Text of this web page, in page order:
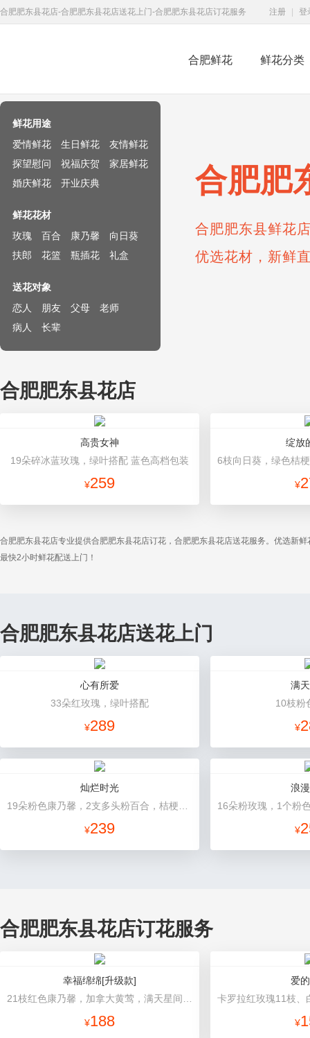
合肥肥东县花店-合肥肥东县花店送花上门-合肥肥东县花店订花服务 注册 登
合肥鲜花 鲜花分类
合肥肥
合肥肥东县鲜花
优选花材，新鲜
鲜花用途
爱情鲜花
生日鲜花
友情鲜花
探望慰问
祝福庆贺
家居鲜花
婚庆鲜花
开业庆典
鲜花花材
玫瑰
百合 康乃馨
向日葵
扶郎
花篮 瓶插花 礼盒
送花对象
恋人
朋友 父母
老师
病人
长辈
合肥肥东县花店
高贵女神
19朵碎冰蓝玫瑰，绿叶搭配 蓝色高档包装
¥259
绽放
¥
合肥肥东县花店专业提供合肥肥东县花店订花，合肥肥东县花店送花服务。优选新
最快2小时鲜花配送上门！
合肥肥东县花店送花上门
心有所爱
33朵红玫瑰，绿叶搭配
¥289
满
10枝粉
¥
灿烂时光
¥239
浪
¥
合肥肥东县花店订花服务
幸福绵绵[升级款]
¥188
爱
¥